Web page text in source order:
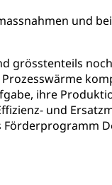
und
grösstenteils
ihre
und
Erbe,
Bildende